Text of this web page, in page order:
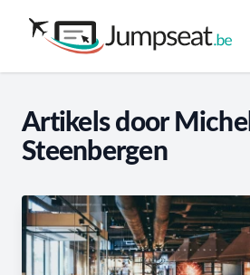
Artikels door
Steenbergen